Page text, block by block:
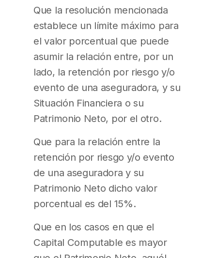
Que la resolución mencionada
establece un límite máximo para
el valor porcentual que puede
asumir la relación entre, por un
lado, la retención por riesgo y/o
evento de una aseguradora, y su
Situación Financiera o su
Patrimonio Neto, por el otro.
Que para la relación entre la
retención por riesgo y/o evento
de una aseguradora y su
Patrimonio Neto dicho valor
porcentual es del 15%.
Que en los casos en que el
Capital Computable es mayor